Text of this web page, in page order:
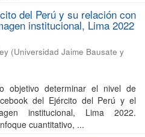
del Perú y su relación con
institucional, Lima 2022
(Universidad Jaime Bausate y
objetivo determinar el nivel de
del Ejército del Perú y el
institucional, Lima 2022.
cuantitativo, ...